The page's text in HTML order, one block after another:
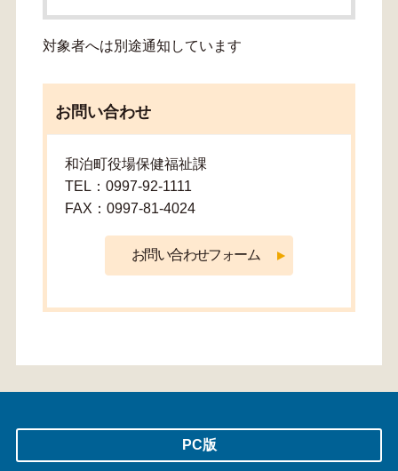
対象者へは別途通知しています
お問い合わせ
和泊町役場保健福祉課
TEL：0997-92-1111
FAX：0997-81-4024
PC版